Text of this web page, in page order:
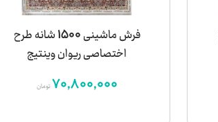
فرش ماشینی 1500 شانه طرح
اختصاصی ریوان وینتیج
70,800,000تومان